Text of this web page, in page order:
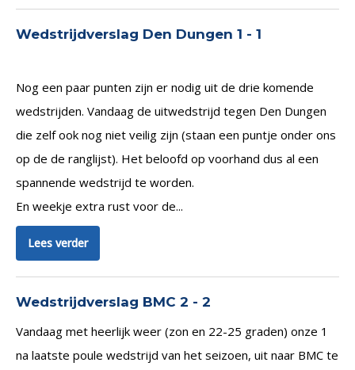
Wedstrijdverslag Den Dungen 1 - 1
Nog een paar punten zijn er nodig uit de drie komende
wedstrijden. Vandaag de uitwedstrijd tegen Den Dungen
die zelf ook nog niet veilig zijn (staan een puntje onder ons
op de de ranglijst). Het beloofd op voorhand dus al een
spannende wedstrijd te worden.
En weekje extra rust voor de...
Lees verder
Wedstrijdverslag BMC 2 - 2
Vandaag met heerlijk weer (zon en 22-25 graden) onze 1
na laatste poule wedstrijd van het seizoen, uit naar BMC te